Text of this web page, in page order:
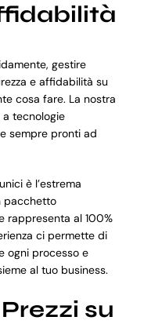
gestire
e affidabilità su
cosa fare. La nostra
a tecnologie
sempre pronti ad
è l’estrema
pacchetto
rappresenta al 100%
ci permette di
ogni processo e
al tuo business.
su